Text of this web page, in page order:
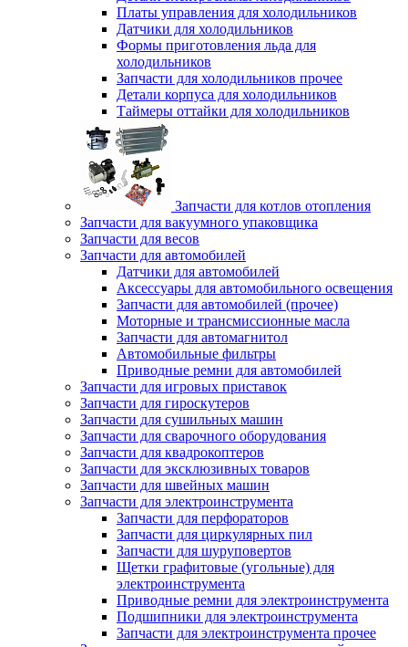
Платы управления для холодильников
Датчики для холодильников
Формы приготовления льда для
холодильников
Запчасти для холодильников прочее
Детали корпуса для холодильников
Таймеры оттайки для холодильников
Запчасти для котлов отопления
Запчасти для вакуумного упаковщика
Запчасти для весов
Запчасти для автомобилей
Датчики для автомобилей
Аксессуары для автомобильного освещения
Запчасти для автомобилей (прочее)
Моторные и трансмиссионные масла
Запчасти для автомагнитол
Автомобильные фильтры
Приводные ремни для автомобилей
Запчасти для игровых приставок
Запчасти для гироскутеров
Запчасти для сушильных машин
Запчасти для сварочного оборудования
Запчасти для квадрокоптеров
Запчасти для эксклюзивных товаров
Запчасти для швейных машин
Запчасти для электроинструмента
Запчасти для перфораторов
Запчасти для циркулярных пил
Запчасти для шуруповертов
Щетки графитовые (угольные) для
электроинструмента
Приводные ремни для электроинструмента
Подшипники для электроинструмента
Запчасти для электроинструмента прочее